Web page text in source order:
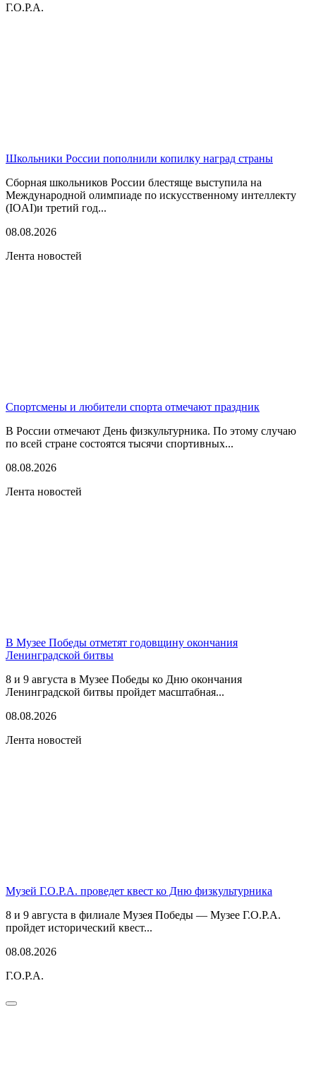
Г.О.Р.А.
Школьники России пополнили копилку наград страны
Сборная школьников России блестяще выступила на
Международной олимпиаде по искусственному интеллекту
(IOAI)и третий год...
08.08.2026
Лента новостей
Спортсмены и любители спорта отмечают праздник
В России отмечают День физкультурника. По этому случаю
по всей стране состоятся тысячи спортивных...
08.08.2026
Лента новостей
В Музее Победы отметят годовщину окончания
Ленинградской битвы
8 и 9 августа в Музее Победы ко Дню окончания
Ленинградской битвы пройдет масштабная...
08.08.2026
Лента новостей
Музей Г.О.Р.А. проведет квест ко Дню физкультурника
8 и 9 августа в филиале Музея Победы — Музее Г.О.Р.А.
пройдет исторический квест...
08.08.2026
Г.О.Р.А.